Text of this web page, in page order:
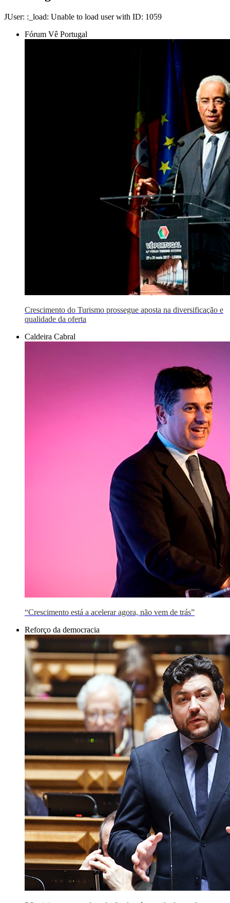
JUser: :_load: Unable to load user with ID: 1059
Fórum Vê Portugal
Crescimento do Turismo prossegue aposta na diversificação e
qualidade da oferta
Caldeira Cabral
“Crescimento está a acelerar agora, não vem de trás”
Reforço da democracia